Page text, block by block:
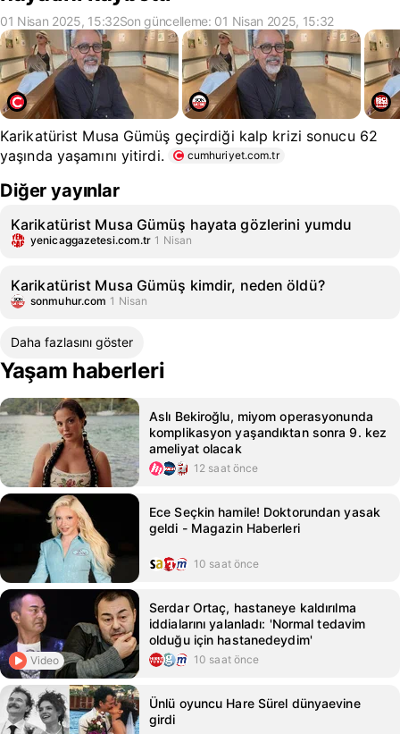
01 Nisan 2025, 15:32Son güncelleme: 01 Nisan 2025, 15:32
Karikatürist Musa Gümüş geçirdiği kalp krizi sonucu 62
yaşında yaşamını yitirdi.
cumhuriyet.com.tr
Diğer yayınlar
Karikatürist Musa Gümüş hayata gözlerini yumdu
yenicaggazetesi.com.tr 1 Nisan
Karikatürist Musa Gümüş kimdir, neden öldü?
sonmuhur.com 1 Nisan
Daha fazlasını göster
Yaşam haberleri
Aslı Bekiroğlu, miyom operasyonunda
komplikasyon yaşandıktan sonra 9. kez
ameliyat olacak
12 saat önce
Ece Seçkin hamile! Doktorundan yasak
geldi - Magazin Haberleri
10 saat önce
Video
Serdar Ortaç, hastaneye kaldırılma
iddialarını yalanladı: 'Normal tedavim
olduğu için hastanedeydim'
10 saat önce
Ünlü oyuncu Hare Sürel dünyaevine
girdi